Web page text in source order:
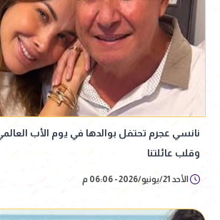
نانسي عجرم تحتفل بوالدها في يوم الأب
وقلب عائلتنا
الأحد 21/يونيو/2026 - 06:06 م